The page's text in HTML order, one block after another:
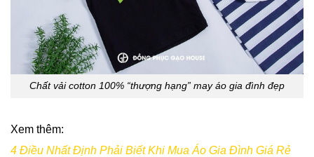
Chất vải cotton 100% “thượng hạng” may áo gia đình đẹp
Xem thêm:
4 Điều Nhất Định Phải Biết Khi Mua Áo Gia Đình Giá Rẻ